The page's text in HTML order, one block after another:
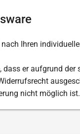
Ihren
dass er aufgrund der
nicht möglich ist.